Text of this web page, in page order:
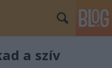
a szív